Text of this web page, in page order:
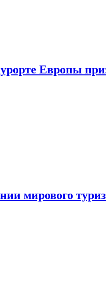
Европы
мирового